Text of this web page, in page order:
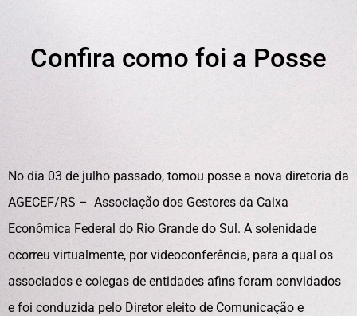
Confira como foi a Posse
No dia 03 de julho passado, tomou posse a nova diretoria da
AGECEF/RS – Associação dos Gestores da Caixa
Econômica Federal do Rio Grande do Sul. A solenidade
ocorreu virtualmente, por videoconferência, para a qual os
associados e colegas de entidades afins foram convidados
e foi conduzida pelo Diretor eleito de Comunicação e